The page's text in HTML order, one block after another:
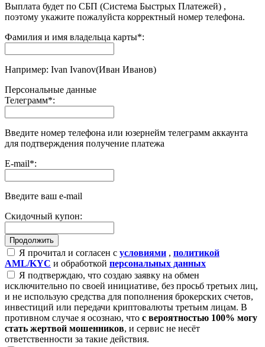
Выплата будет по СБП (Система Быстрых Платежей) ,
поэтому укажите пожалуйста корректный номер телефона.
Фамилия и имя владельца карты*:
Например: Ivan Ivanov(Иван Иванов)
Персональные данные
Телеграмм*:
Введите номер телефона или юзернейм телеграмм аккаунта
для подтверждения получение платежа
E-mail*:
Введите ваш e-mail
Скидочный купон:
Я прочитал и согласен с условиями , политикой
AML/KYC и обработкой персональных данных
Я подтверждаю, что создаю заявку на обмен
исключительно по своей инициативе, без просьб третьих лиц,
и не использую средства для пополнения брокерских счетов,
инвестиций или передачи криптовалюты третьим лицам. В
противном случае я осознаю, что с вероятностью 100% могу
стать жертвой мошенников, и сервис не несёт
ответственности за такие действия.